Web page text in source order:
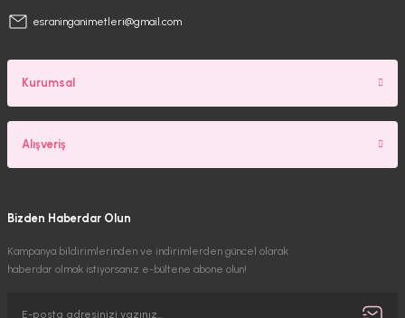
esraninganimetleri@gmail.com
Kurumsal
Alışveriş
Bizden Haberdar Olun
Kampanya bildirimlerinden ve indirimlerden güncel olarak
haberdar olmak istiyorsanız e-bültene abone olun!